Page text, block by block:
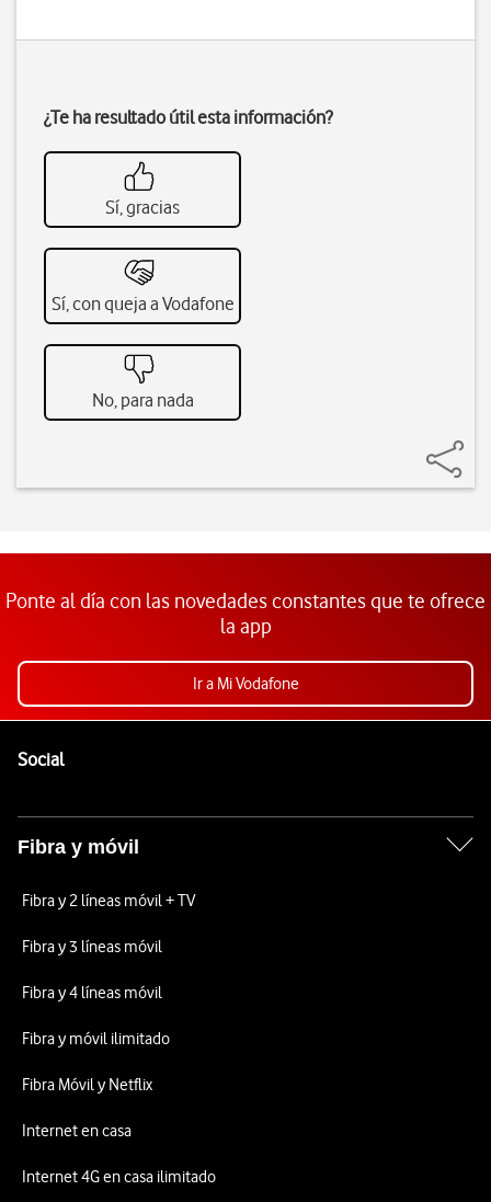
¿Te ha resultado útil esta información?
Sí, gracias
Sí, con queja a Vodafone
No, para nada
Ponte al día con las novedades constantes que te ofrece
la app
Ir a Mi Vodafone
SocialEnlaces a las redes sociales de Vodafone
Fibra y móvil
Fibra y 2 líneas móvil + TV
Fibra y 3 líneas móvil
Fibra y 4 líneas móvil
Fibra y móvil ilimitado
Fibra Móvil y Netflix
Internet en casa
Internet 4G en casa ilimitado